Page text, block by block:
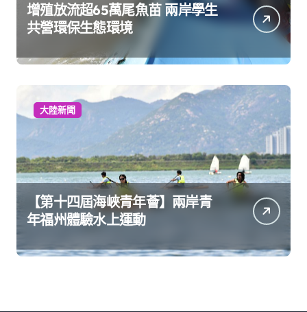
增殖放流超65萬尾魚苗 兩岸學生
共營環保生態環境
大陸新聞
【第十四屆海峽青年薈】兩岸青
年福州體驗水上運動